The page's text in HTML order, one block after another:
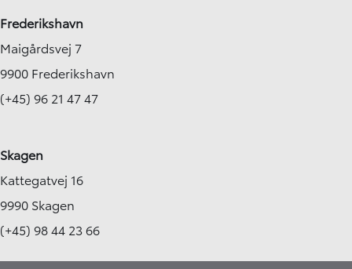
Frederikshavn
Maigårdsvej 7
9900 Frederikshavn
(+45) 96 21 47 47
Skagen
Kattegatvej 16
9990 Skagen
(+45) 98 44 23 66